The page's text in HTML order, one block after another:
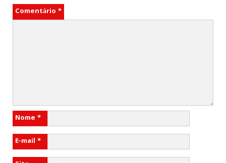
Comentário *
Nome *
E-mail *